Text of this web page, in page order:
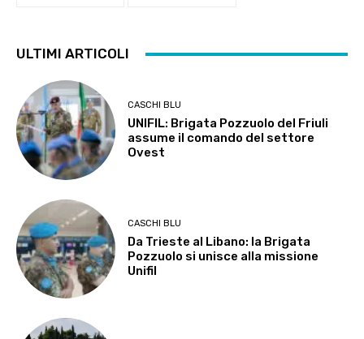
ULTIMI ARTICOLI
CASCHI BLU
UNIFIL: Brigata Pozzuolo del Friuli
assume il comando del settore
Ovest
CASCHI BLU
Da Trieste al Libano: la Brigata
Pozzuolo si unisce alla missione
Unifil